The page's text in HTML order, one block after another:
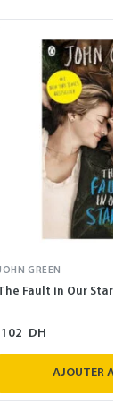
GREEN
Fault in Our Stars
102 DH
AJOUTER AU